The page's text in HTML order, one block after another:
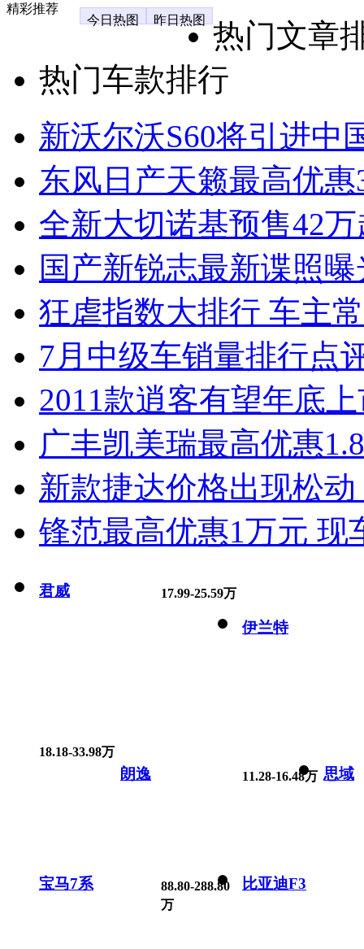
精彩推荐
今日热图
昨日热图
热门文章
热门车款排行
新沃尔沃S60将引进中
东风日产天籁最高优
全新大切诺基预售42
国产新锐志最新谍照
狂虐指数大排行 车主
7月中级车销量排行点
2011款逍客有望年底
广丰凯美瑞最高优惠
新款捷达价格出现松
锋范最高优惠1万元 现
君威 17.99-25.59万
伊兰特
18.18-33.98万
朗逸 11.28-16.48万 思域
宝马7系
88.80-288.80
万
比亚迪F3